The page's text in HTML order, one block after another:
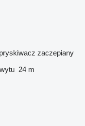
zaczepiany
24 m